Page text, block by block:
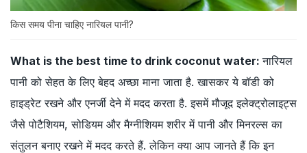
किस समय पीना चाहिए नारियल पानी?
What is the best time to drink coconut water:नारियल
पानी को सेहत के लिए बेहद अच्छा माना जाता है. खासकर ये बॉडी को
हाइड्रेट रखने और एनर्जी देने में मदद करता है. इसमें मौजूद इलेक्ट्रोलाइट्स
जैसे पोटैशियम, सोडियम और मैग्नीशियम शरीर में पानी और मिनरल्स का
संतुलन बनाए रखने में मदद करते हैं. लेकिन क्या आप जानते हैं कि इन